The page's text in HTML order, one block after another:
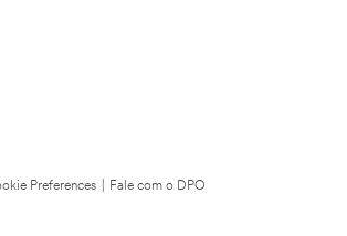
Preferences
Fale com o DPO